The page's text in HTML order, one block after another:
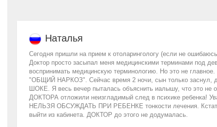
Наталья
Сегодня пришли на прием к отоларингологу (если не
Доктор просто засыпал меня медицинскими терминами под
воспринимать медицинскую терминологию. Но это не
"ОБЩИЙ НАРКОЗ". Сейчас время 2 ночи, сын только заснул,
ШОКЕ. Я весь вечер пыталась объяснить иалышу, что это не
ДОКТОРА отложили неизгладимый след в психике ребенка!
НЕЛЬЗЯ ОБСУЖДАТЬ ПРИ РЕБЕНКЕ тонкости лечения. Кстати
выйти из кабинета. ДОКТОР до этого не додумалась.